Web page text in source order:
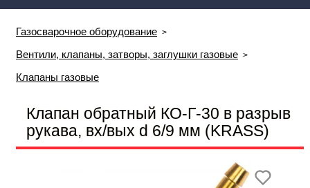
Газосварочное оборудование
Вентили, клапаны, затворы, заглушки газовые
Клапаны газовые
Клапан обратный КО-Г-30 в разрыв
рукава, вх/вых d 6/9 мм (KRASS)